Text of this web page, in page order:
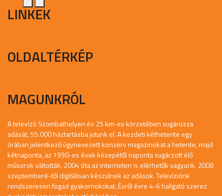
LINKEK
OLDALTÉRKÉP
MAGUNKRÓL
A televízó Szombathelyen és 25 km-es körzetében sugározza
adását, 55.000 háztartásba jutunk el. A kezdeti kéthetente egy
órában jelentkező úgynevezett konzerv magazinokat a hetente, majd
kétnaponta, az 1990-es évek közepétől naponta sugárzott élő
műsorok váltották. 2004 óta az interneten is elérhetők vagyunk. 2008
szeptemberé-től digitálisan készülnek az adások. Televíziónk
rendszeresen fogad gyakornokokat. Évről évre 4-6 hallgató szerez